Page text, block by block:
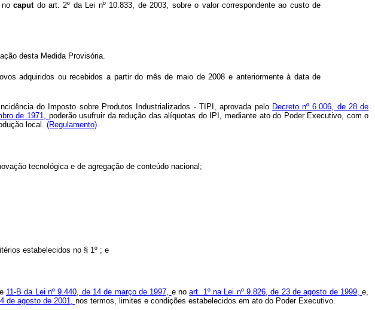
nocaput do art. 2º da Lei nº 10.833, de 2003, sobre o valor correspondente ao custo de
desta Medida Provisória.
adquiridos ou recebidos a partir do mês de maio de 2008 e anteriormente à data de
do Imposto sobre Produtos Industrializados - TIPI, aprovada pelo Decreto nº 6.006, de 28 de
de 1971, poderão usufruir da redução das alíquotas do IPI, mediante ato do Poder Executivo, com o
local. (Regulamento)
tecnológica e de agregação de conteúdo nacional;
estabelecidos no § 1º ; e
e 11-B da Lei nº 9.440, de 14 de março de 1997, e noart. 1º na Lei nº 9.826, de 23 de agosto de 1999,e,
de agosto de 2001, nos termos, limites e condições estabelecidos em ato do Poder Executivo.